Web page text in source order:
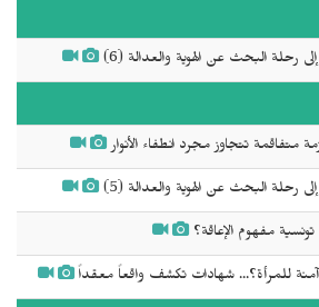
متفاقمة تتجاوز مجرد انطفاء الأنوار
مفهوم الإعاقة؟
للمرأة؟... شهادات تكشف واقعاً معقداً